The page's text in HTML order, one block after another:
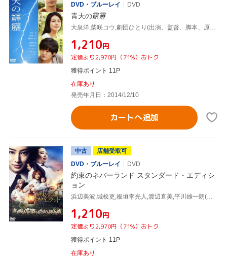
DVD・ブルーレイ
DVD
青天の霹靂
大泉洋,柴咲コウ,劇団ひとり(出演、監督、脚本、原作),佐藤直紀(音楽)
¥1,210円
定価より2,970円（71%）おトク
獲得ポイント 11P
在庫あり
発売年月日：2014/12/10
カートへ追加
中古
店舗受取可
DVD・ブルーレイ
DVD
約束のネバーランド スタンダード・エディシ
ョン
浜辺美波,城桧吏,板垣李光人,渡辺直美,平川雄一朗(監督),白井カイウ(原作),出水ぽすか(原作),得田真裕(音楽)
¥1,210円
定価より2,970円（71%）おトク
獲得ポイント 11P
在庫あり